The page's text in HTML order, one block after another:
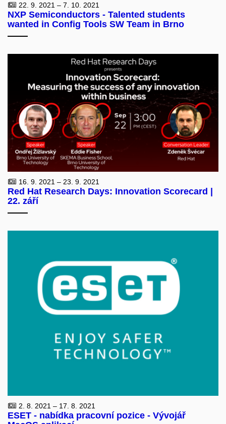
22. 9. 2021 – 7. 10. 2021
NXP Semiconductors - Talented students
wanted in Config Tools SW Team in Brno
16. 9. 2021 – 23. 9. 2021
Red Hat Research Days: Innovation Scorecard |
22. září
2. 8. 2021 – 17. 8. 2021
ESET - nabídka pracovní pozice - Vývojář